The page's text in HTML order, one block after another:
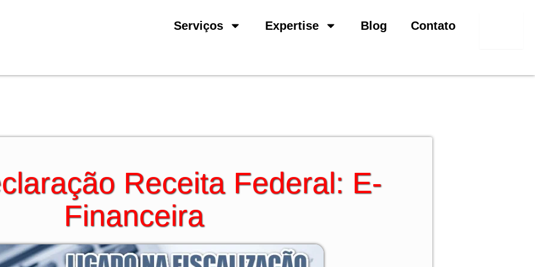
Serviços Expertise Blog Contato
Receita Federal: E-
Financeira